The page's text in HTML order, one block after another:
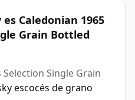
Caledonian 1965
Grain Bottled
Single Grain
escocés de grano